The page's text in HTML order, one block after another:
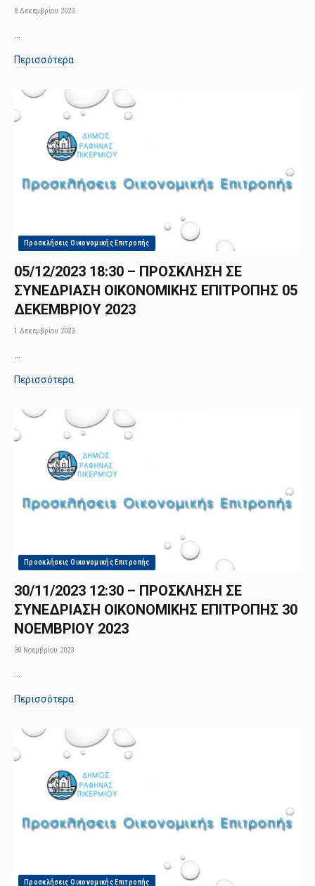
8 Δεκεμβρίου 2023
Περισσότερα
Προσκλήσεις Οικονομικής Επιτροπής
05/12/2023 18:30 – ΠΡΟΣΚΛΗΣΗ ΣΕ
ΣΥΝΕΔΡΙΑΣΗ ΟΙΚΟΝΟΜΙΚΗΣ ΕΠΙΤΡΟΠΗΣ 05
ΔΕΚΕΜΒΡΙΟΥ 2023
1 Δεκεμβρίου 2023
Περισσότερα
Προσκλήσεις Οικονομικής Επιτροπής
30/11/2023 12:30 – ΠΡΟΣΚΛΗΣΗ ΣΕ
ΣΥΝΕΔΡΙΑΣΗ ΟΙΚΟΝΟΜΙΚΗΣ ΕΠΙΤΡΟΠΗΣ 30
ΝΟΕΜΒΡΙΟΥ 2023
30 Νοεμβρίου 2023
Περισσότερα
Προσκλήσεις Οικονομικής Επιτροπής